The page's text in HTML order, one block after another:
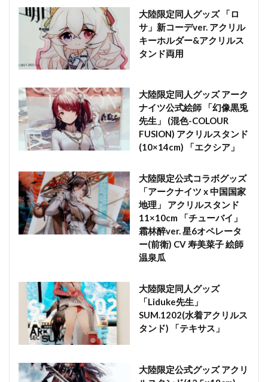
大陸限定同人グッズ 「ロ
サ」新コーデver. アクリル
キーホルダー&アクリルス
タンド両用
大陸限定同人グッズ アーク
ナイツ公式絵師 「幻像黒兎
先生」 (混色-COLOUR
FUSION) アクリルスタンド
(10×14cm) 「エクシア」
大陸限定公式コラボグッズ
「アークナイツ x 中国国家
地理」 アクリルスタンド
11×10cm 「チューバイ」
霜林醉ver. 星6オペレータ
ー(前衛) CV 寿美菜子 絵師
温泉瓜
大陸限定同人グッズ
「Liduke先生」
SUM.1202(水着アクリルス
タンド) 「テキサス」
大陸限定公式グッズ アクリ